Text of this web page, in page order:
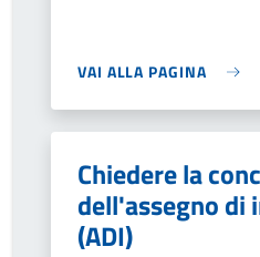
VAI ALLA PAGINA
Chiedere la
dell'assegno di
(ADI)